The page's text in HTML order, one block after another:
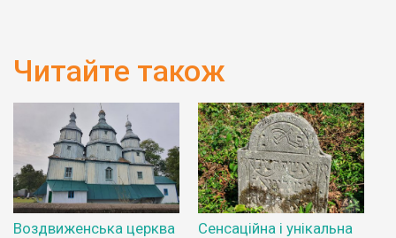
Читайте також
Воздвиженська церква
Сенсаційна і унікальна